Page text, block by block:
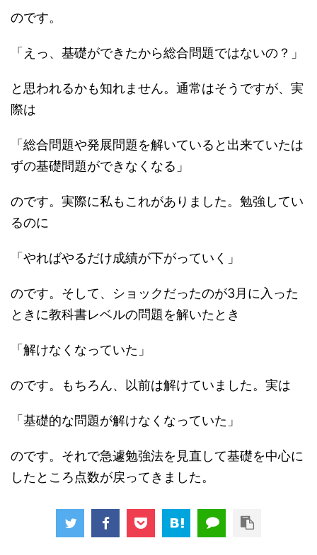
のです。
「えっ、基礎ができたから総合問題ではないの？」
と思われるかも知れません。通常はそうですが、実
際は
「総合問題や発展問題を解いていると出来ていたは
ずの基礎問題ができなくなる」
のです。実際に私もこれがありました。勉強してい
るのに
「やればやるだけ成績が下がっていく」
のです。そして、ショックだったのが3月に入った
ときに教科書レベルの問題を解いたとき
「解けなくなっていた」
のです。もちろん、以前は解けていました。実は
「基礎的な問題が解けなくなっていた」
のです。それで急遽勉強法を見直して基礎を中心に
したところ点数が戻ってきました。